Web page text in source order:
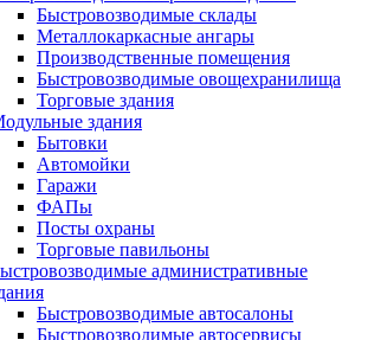
Быстровозводимые склады
Металлокаркасные ангары
Производственные помещения
Быстровозводимые овощехранилища
Торговые здания
здания
Бытовки
Автомойки
Гаражи
ФАПы
Посты охраны
Торговые павильоны
административные
Быстровозводимые автосалоны
Быстровозводимые автосервисы